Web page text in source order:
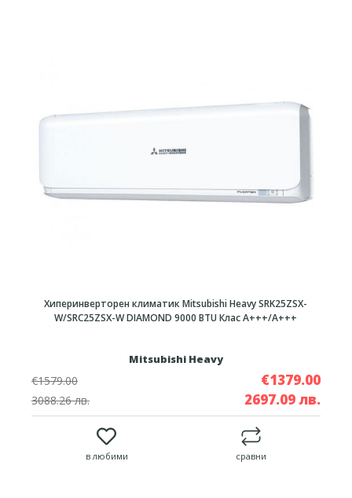
Хиперинверторен климатик Mitsubishi Heavy SRK25ZSX-
W/SRC25ZSX-W DIAMOND 9000 BTU Клас A+++/A+++
Mitsubishi Heavy
€1579.00 €1379.00
3088.26 лв. 2697.09 лв.
в любими сравни